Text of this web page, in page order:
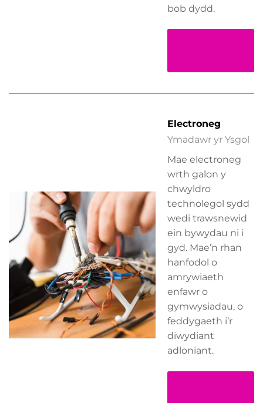
bob dydd.
Electroneg
Ymadawr yr Ysgol
Mae electroneg
wrth galon y
chwyldro
technolegol sydd
wedi trawsnewid
ein bywydau ni i
gyd. Mae’n rhan
hanfodol o
amrywiaeth
enfawr o
gymwysiadau, o
feddygaeth i’r
diwydiant
adloniant.